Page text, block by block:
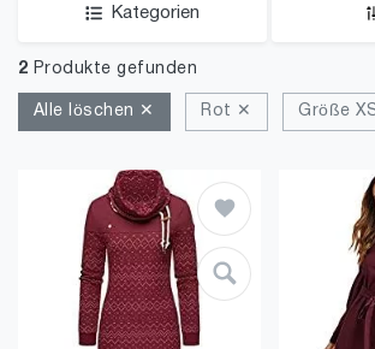
Kategorien
2 Produkte gefunden
Alle löschen ✕ Rot ✕ Größe